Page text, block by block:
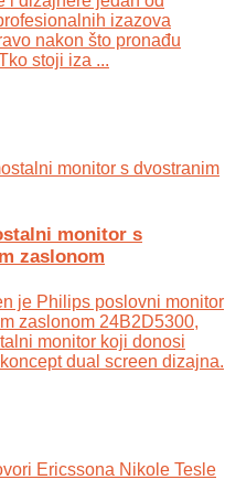
izazova
nakon što pronađu
stoji iza ...
monitor s
zaslonom
je Philips poslovni monitor
zaslonom 24B2D5300,
monitor koji donosi
dual screen dizajna.